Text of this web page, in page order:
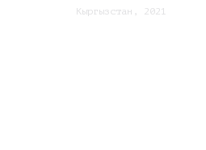
Кыргызстан, 2021